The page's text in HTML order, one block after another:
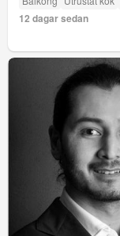
12 dagar sedan